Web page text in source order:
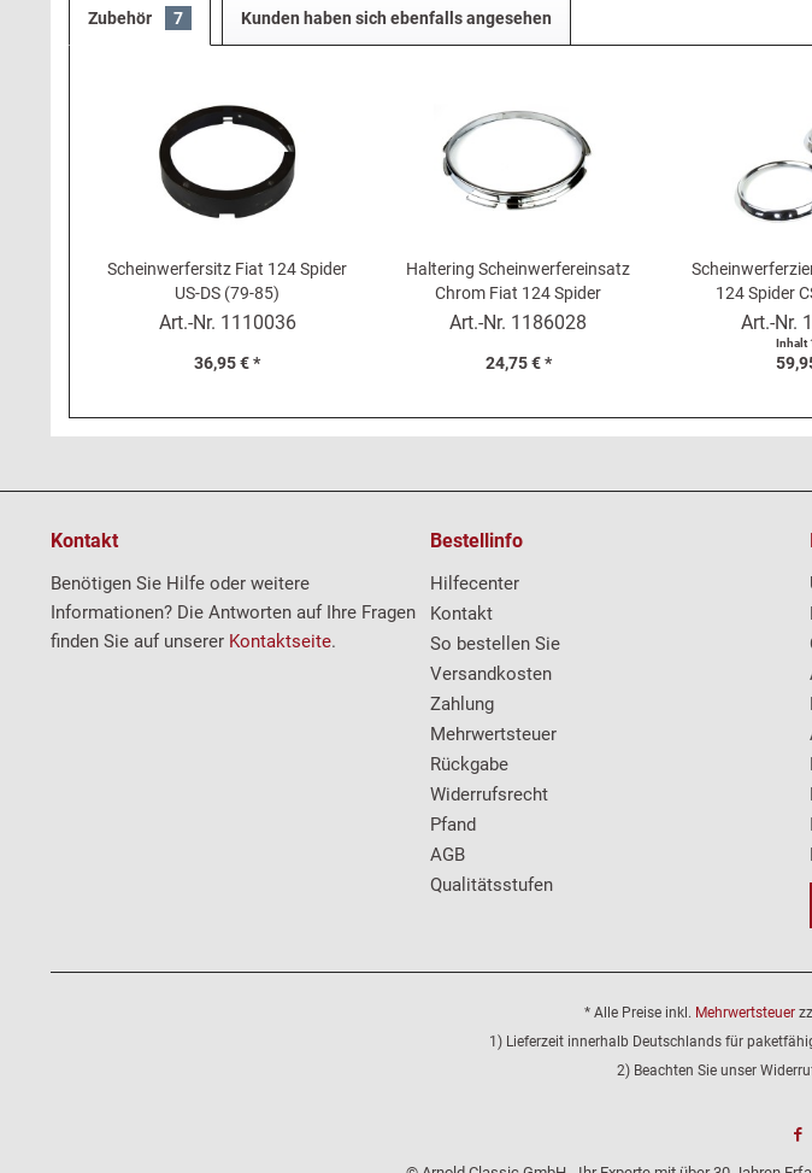
Zubehör 7 Kunden haben sich ebenfalls angesehen
Scheinwerfersitz Fiat 124 Spider
US-DS (79-85)
Art.-Nr. 1110036
36,95 € *
Haltering Scheinwerfereinsatz
Chrom Fiat 124 Spider
Art.-Nr. 1186028
24,75 € *
124 Spider
Art.-Nr.
Inhalt
Kontakt
Benötigen Sie Hilfe oder weitere
Informationen? Die Antworten auf Ihre Fragen
finden Sie auf unserer Kontaktseite.
Bestellinfo
Hilfecenter
Kontakt
So bestellen Sie
Versandkosten
Zahlung
Mehrwertsteuer
Rückgabe
Widerrufsrecht
Pfand
AGB
Qualitätsstufen
* Alle Preise inkl. Mehrwertsteuer
1) Lieferzeit innerhalb Deutschlands für
2) Beachten Sie unser